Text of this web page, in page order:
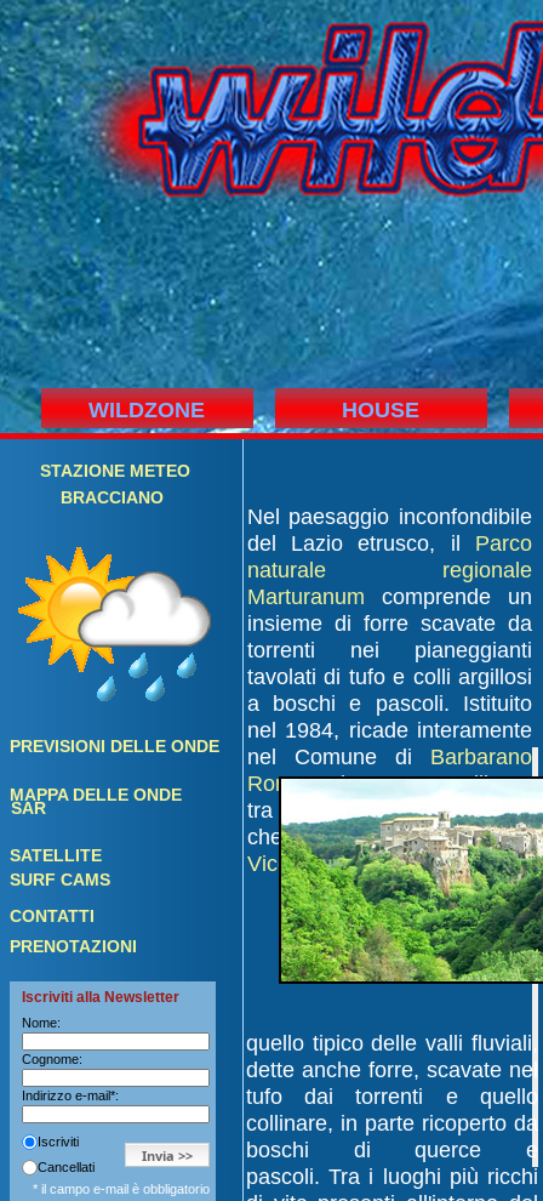
WILDZONE HOUSE
Iscriviti alla Newsletter
Nome:
Cognome:
Indirizzo e-mail*:
Iscriviti
Cancellati
* il campo e-mail è obbligatorio
PREVISIONI DELLE ONDE
SURF CAMS
MAPPA DELLE ONDE
CONTATTI
PRENOTAZIONI
SATELLITE
SAR
STAZIONE METEO
BRACCIANO
Nel paesaggio inconfondibile
del Lazio etrusco, il Parco
naturale regionale
Marturanum comprende un
insieme di forre scavate da
torrenti nei pianeggianti
tavolati di tufo e colli argillosi
a boschi e pascoli. Istituito
nel 1984, ricade interamente
nel Comune di Barbarano
Romanoin un'area collinare
tra i monti dellaTolfae i rilievi
che circondano illago di
Vico.
quello tipico delle valli fluviali,
dette anche forre, scavate nel
tufo dai torrenti e quello
collinare, in parte ricoperto da
boschi di querce e
pascoli. Tra i luoghi più ricchi